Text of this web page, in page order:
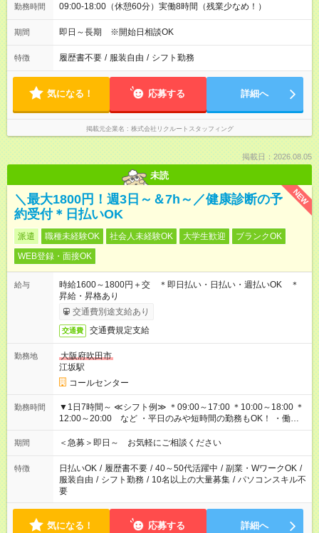
勤務時間 09:00-18:00（休憩60分）実働8時間（残業少なめ！）
期間 即日～長期 ※開始日相談OK
特徴 履歴書不要 / 服装自由 / シフト勤務
気になる！ 応募する 詳細へ
掲載元企業名 株式会社リクルートスタッフィング
掲載日：2026.08.05
未読
NEW
＼最大1800円！週3日～＆7h～／健康診断の予
約受付＊日払いOK
派遣 職種未経験OK 社会人未経験OK 大学生歓迎
ブランクOK
WEB登録・面接OK
給与
時給1600～1800円＋交 ＊即日払い・日払い・週払いOK ＊
昇給・昇格あり
交通費別途支給あり
交通費 交通費規定支給
勤務地
大阪府吹田市
江坂駅
コールセンター
勤務時間
▼1日7時間～ ≪シフト例≫ ＊09:00～17:00 ＊10:00～18:00 ＊
12:00～20:00 など ・平日のみや短時間の勤務もOK！ ・働き
方はお気軽にご相談下さい
期間 ＜急募＞即日～ お気軽にご相談ください
特徴 日払いOK / 履歴書不要 / 40～50代活躍中 / 副業・WワークOK /
服装自由 / シフト勤務 / 10名以上の大量募集 / パソコンスキル不
要
気になる！ 応募する 詳細へ